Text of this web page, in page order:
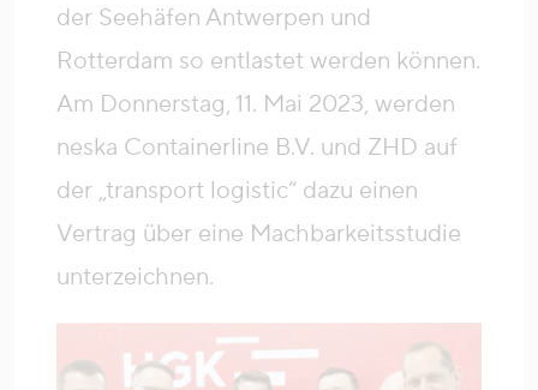
der Seehäfen Antwerpen und
Rotterdam so entlastet werden können.
Am Donnerstag, 11. Mai 2023, werden
neska Containerline B.V. und ZHD auf
der „transport logistic“ dazu einen
Vertrag über eine Machbarkeitsstudie
unterzeichnen.